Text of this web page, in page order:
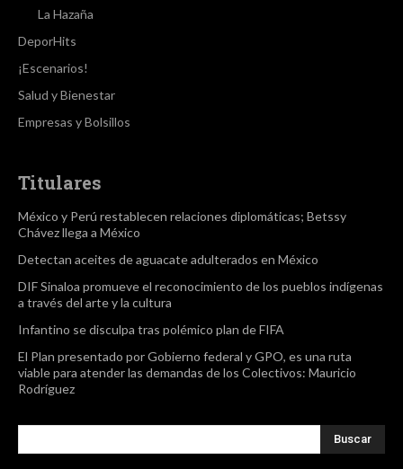
La Hazaña
DeporHits
¡Escenarios!
Salud y Bienestar
Empresas y Bolsillos
Titulares
México y Perú restablecen relaciones diplomáticas; Betssy
Chávez llega a México
Detectan aceites de aguacate adulterados en México
DIF Sinaloa promueve el reconocimiento de los pueblos indígenas
a través del arte y la cultura
Infantino se disculpa tras polémico plan de FIFA
El Plan presentado por Gobierno federal y GPO, es una ruta
viable para atender las demandas de los Colectivos: Mauricio
Rodríguez
Buscar